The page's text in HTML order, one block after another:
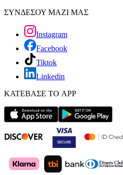
ΣΥΝΔΕΣΟΥ ΜΑΖΙ ΜΑΣ
Instagram
Facebook
Tiktok
Linkedin
ΚΑΤΕΒΑΣΕ ΤΟ APP